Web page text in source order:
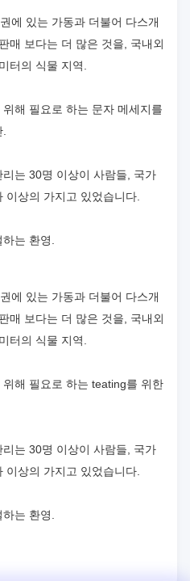
에 있는 가동과 더불어 다스개
매 보다는 더 많은 것을, 국내외
터의 식물 지역.
해 필요로 하는 문자 메세지를
.
는 30명 이상이 사람들, 국가
이상의 가지고 있었습니다.
는 환영.
에 있는 가동과 더불어 다스개
매 보다는 더 많은 것을, 국내외
터의 식물 지역.
해 필요로 하는 teating를 위한
는 30명 이상이 사람들, 국가
이상의 가지고 있었습니다.
는 환영.